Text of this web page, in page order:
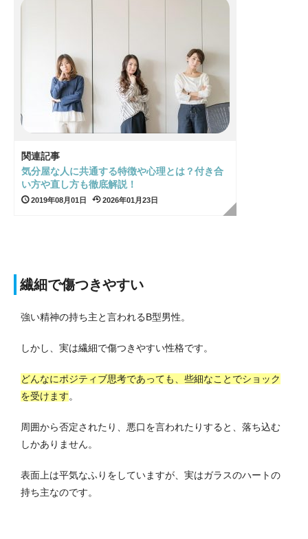
関連記事
気分屋な人に共通する特徴や心理とは？付き合
い方や直し方も徹底解説！
2019年08月01日 2026年01月23日
繊細で傷つきやすい
強い精神の持ち主と言われるB型男性。
しかし、実は繊細で傷つきやすい性格です。
どんなにポジティブ思考であっても、些細なことでショック
を受けます。
周囲から否定されたり、悪口を言われたりすると、落ち込む
しかありません。
表面上は平気なふりをしていますが、実はガラスのハートの
持ち主なのです。